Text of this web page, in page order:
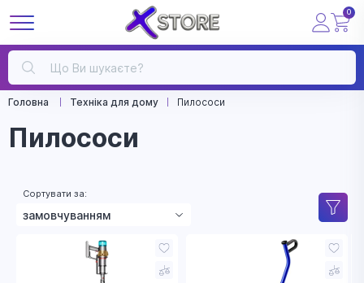
0
Головна Техніка для дому Пилососи
Пилососи
Сортувати за:
замовчуванням
зростанням ціни